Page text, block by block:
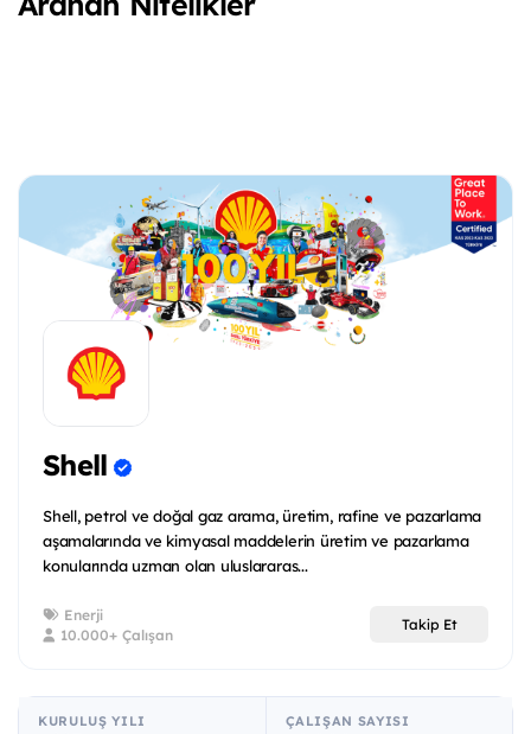
Shell
Shell, petrol ve doğal gaz arama, üretim, rafine ve pazarlama
aşamalarında ve kimyasal maddelerin üretim ve pazarlama
konularında uzman olan uluslararas...
Enerji
10.000+ Çalışan
Takip Et
KURULUŞ YILI ÇALIŞAN SAYISI